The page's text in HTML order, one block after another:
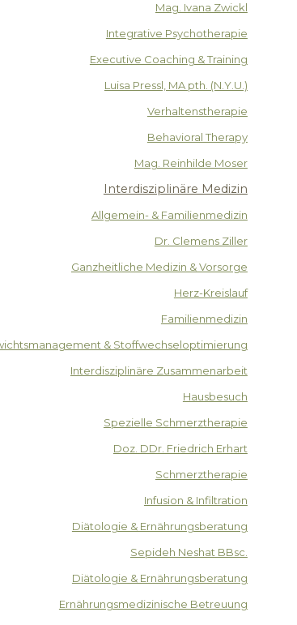
Mag. Ivana Zwickl
Integrative Psychotherapie
Executive Coaching & Training
Luisa Pressl, MA pth. (N.Y.U.)
Verhaltenstherapie
Behavioral Therapy
Mag. Reinhilde Moser
Interdisziplinäre Medizin
Allgemein- & Familienmedizin
Dr. Clemens Ziller
Ganzheitliche Medizin & Vorsorge
Herz-Kreislauf
Familienmedizin
& Stoffwechseloptimierung
Interdisziplinäre Zusammenarbeit
Hausbesuch
Spezielle Schmerztherapie
Doz. DDr. Friedrich Erhart
Schmerztherapie
Infusion & Infiltration
Diätologie & Ernährungsberatung
Sepideh Neshat BBsc.
Diätologie & Ernährungsberatung
Ernährungsmedizinische Betreuung